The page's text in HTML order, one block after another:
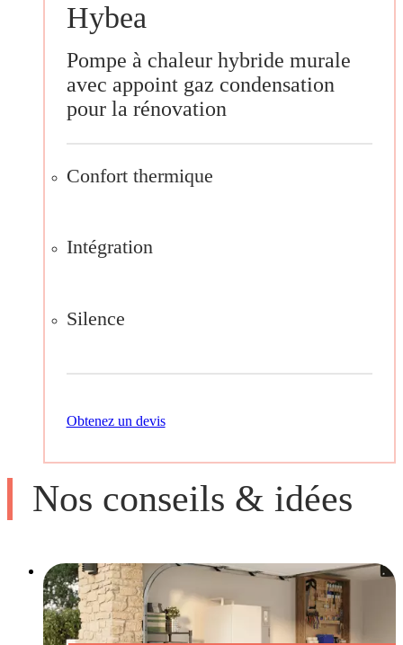
Hybea
Pompe à chaleur hybride murale
avec appoint gaz condensation
pour la rénovation
Confort thermique
Intégration
Silence
Obtenez un devis
Nos conseils & idées